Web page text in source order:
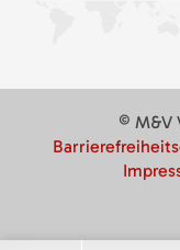
© M&V